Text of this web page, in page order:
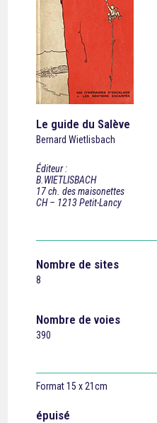
Le guide du Salève
Bernard Wietlisbach
Éditeur :
B.WIETLISBACH
17 ch. des maisonettes
CH – 1213 Petit-Lancy
Nombre de sites
8
Nombre de voies
390
Format 15 x 21cm
épuisé